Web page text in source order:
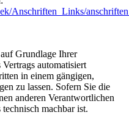
Anschriften_Links/
Grundlage Ihrer
automatisiert
in einem gängigen,
zu lassen. Sofern Sie die
anderen Verantwortlichen
machbar ist.